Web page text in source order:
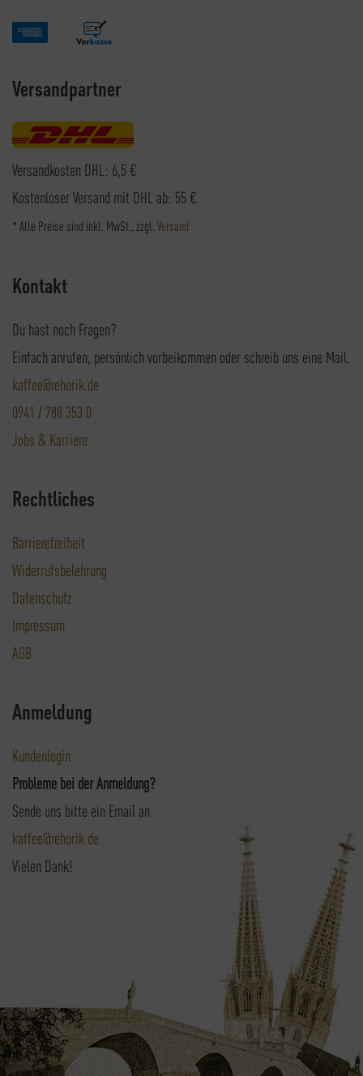
Versandpartner
Versandkosten DHL: 6,5 €
Kostenloser Versand mit DHL ab: 55 €
* Alle Preise sind inkl. MwSt., zzgl. Versand
Kontakt
Du hast noch Fragen?
Einfach anrufen, persönlich vorbeikommen oder schreib uns eine Mail.
kaffee@rehorik.de
0941 / 788 353 0
Jobs & Karriere
Rechtliches
Barrierefreiheit
Widerrufsbelehrung
Datenschutz
Impressum
AGB
Anmeldung
Kundenlogin
Probleme bei der Anmeldung?
Sende uns bitte ein Email an
kaffee@rehorik.de
Vielen Dank!